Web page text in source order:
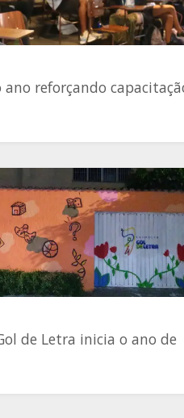
ano reforçando
de Letra inicia o ano de